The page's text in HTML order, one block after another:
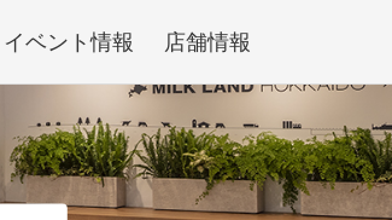
イベント情報 店舗情報